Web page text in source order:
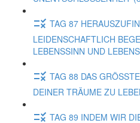
TAG 87
LEIDENSCHAFTLICH
LEBENSSINN UND
TAG 88 DAS
DEINER TRÄUME ZU
TAG 89 INDEM WIR